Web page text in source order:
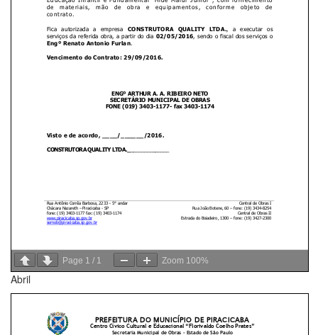
Page 1 / 1 Zoom 100%
Abril